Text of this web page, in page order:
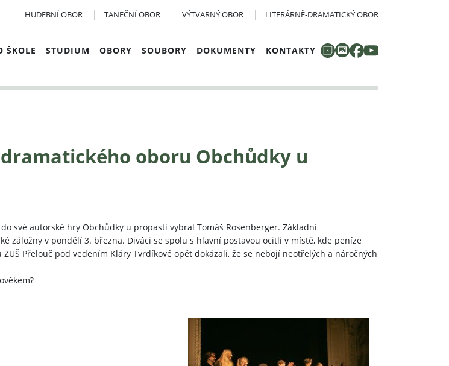
HUDEBNÍ OBOR TANEČNÍ OBOR VÝTVARNÝ OBOR LITERÁRNĚ-DRAMATICKÝ OBOR
ŠKOLE STUDIUM OBORY SOUBORY DOKUMENTY KONTAKTY
oboru Obchůdky u
své autorské hry Obchůdky u propasti vybral Tomáš Rosenberger. Základní
záložny v pondělí 3. března. Diváci se spolu s hlavní postavou ocitli v místě, kde peníze
Přelouč pod vedením Kláry Tvrdíkové opět dokázali, že se nebojí neotřelých a náročných